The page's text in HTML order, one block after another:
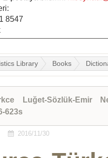
8547
Library Books
Luğet-Sözlük-Emir
623s
2016/11/30